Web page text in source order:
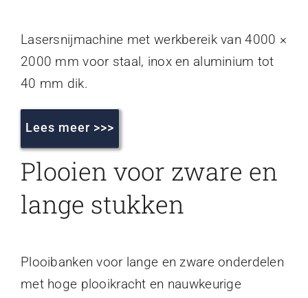
Lasersnijmachine met werkbereik van 4000 ×
2000 mm voor staal, inox en aluminium tot
40 mm dik.
Lees meer >>>
Plooien voor zware en
lange stukken
Plooibanken voor lange en zware onderdelen
met hoge plooikracht en nauwkeurige